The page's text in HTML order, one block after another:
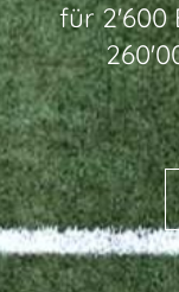
für 2'600